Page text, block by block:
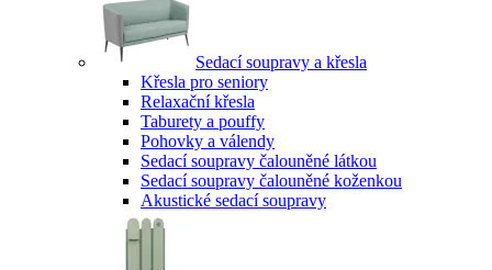
Sedací soupravy a křesla
Křesla pro seniory
Relaxační křesla
Taburety a pouffy
Pohovky a válendy
Sedací soupravy čalouněné látkou
Sedací soupravy čalouněné koženkou
Akustické sedací soupravy